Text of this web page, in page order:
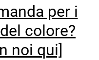
per i
colore?
noi qui]